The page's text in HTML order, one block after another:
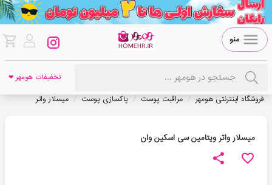
منو
تخفیفات هومهر ❤
فروشگاه اینترنتی هومهر / مراقبت پوست / پاکسازی پوست / میسلار واتر
میسلار واتر ویتامین سی اسکین وان